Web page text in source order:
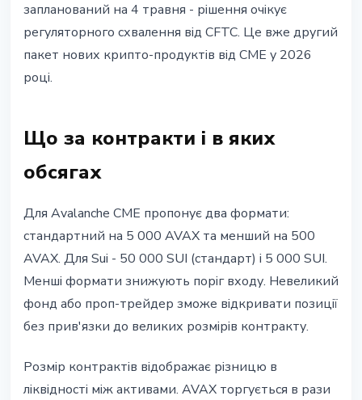
7 квітня 2026 р.3 хв читання
Наталія Дорофєєва
запланований на 4 травня - рішення очікує
регуляторного схвалення від CFTC. Це вже другий
пакет нових крипто-продуктів від CME у 2026
році.
Що за контракти і в яких
обсягах
Для Avalanche CME пропонує два формати:
стандартний на 5 000 AVAX та менший на 500
AVAX. Для Sui - 50 000 SUI (стандарт) і 5 000 SUI.
Менші формати знижують поріг входу. Невеликий
фонд або проп-трейдер зможе відкривати позиції
без прив'язки до великих розмірів контракту.
Розмір контрактів відображає різницю в
ліквідності між активами. AVAX торгується в рази